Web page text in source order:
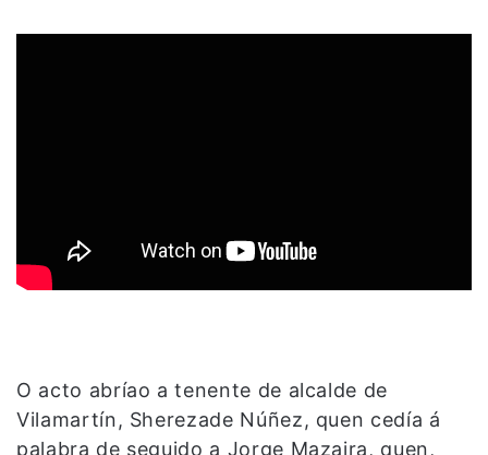
O acto abríao a tenente de alcalde de
Vilamartín, Sherezade Núñez, quen cedía á
palabra de seguido a Jorge Mazaira, quen,